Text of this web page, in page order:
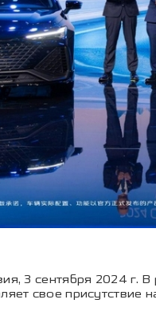
3 сентября 2024 г.
свое присутствие